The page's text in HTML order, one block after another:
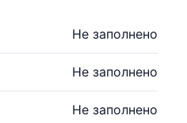
Не заполнено
Не заполнено
Не заполнено